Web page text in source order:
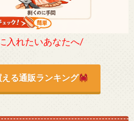
入れたいあなたへ/
る通販ランキング